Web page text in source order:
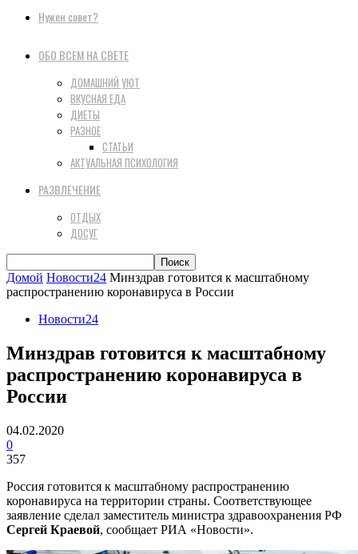
Нужен совет?
ОБО ВСЕМ НА СВЕТЕ
ДОМАШНИЙ УЮТ
ВКУСНАЯ ЕДА
ДИЕТЫ
РАЗНОЕ
СТАТЬИ
АКТУАЛЬНАЯ ПСИХОЛОГИЯ
РАЗВЛЕЧЕНИЕ
ОТДЫХ
ДОСУГ
Домой Новости24 Минздрав готовится к масштабному
распространению коронавируса в России
Новости24
Минздрав готовится к масштабному
распространению коронавируса в
России
04.02.2020
0
357
Россия готовится к масштабному распространению
коронавируса на территории страны. Соответствующее
заявление сделал заместитель министра здравоохранения РФ
Сергей Краевой, сообщает РИА «Новости».